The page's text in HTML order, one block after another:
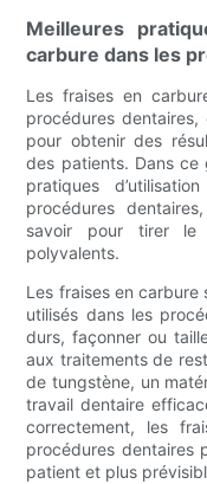
Meilleures
carbure dans les
Les fraises en
procédures
pour obtenir des
des patients. Dans ce
pratiques
procédures
savoir pour tirer le
polyvalents.
Les fraises en
utilisés dans les
durs, façonner ou
aux traitements de
de tungstène, un
travail dentaire
correctement, les
procédures dentaires
patient et plus